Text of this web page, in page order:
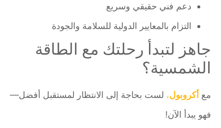
دعم فني حقيقي وسريع
التزام بالمعايير الدولية للسلامة والجودة
جاهز لتبدأ رحلتك مع الطاقة
الشمسية؟
معأكروبول،لست بحاجة إلى الانتظار لمستقبل أفضل—
فهو يبدأ الآن!